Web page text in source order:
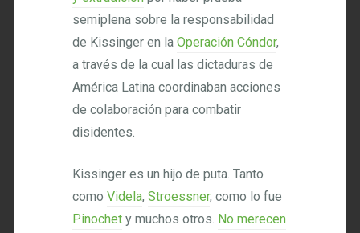
semiplena sobre la responsabilidad
de Kissinger en laOperación Cóndor,
a través de la cual las dictaduras de
América Latina coordinaban acciones
de colaboración para combatir
disidentes.
Kissinger es un hijo de puta. Tanto
comoVidela,Stroessner, como lo fue
Pinochet y muchos otros. No merecen